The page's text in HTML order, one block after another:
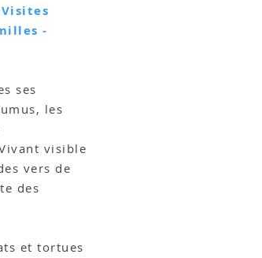
Visites
-
ses
les
visible
vers de
des
et tortues